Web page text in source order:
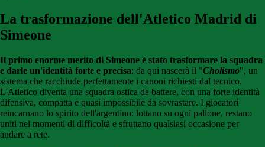
La trasformazione dell'Atletico Madrid di
Simeone
Il primo enorme merito di Simeone è stato trasformare la squadra
e darle un'identità forte e precisa: da qui nascerà il "Cholismo", un
sistema che racchiude perfettamente i canoni richiesti dal tecnico.
L'Atletico diventa una squadra ostica da battere, con una forte identità
difensiva, compatta e quasi impossibile da sovrastare. I giocatori
reincarnano lo spirito dell'argentino: lottano su ogni pallone, restano
uniti nei momenti di difficoltà e sfruttano qualsiasi occasione per
andare a rete.